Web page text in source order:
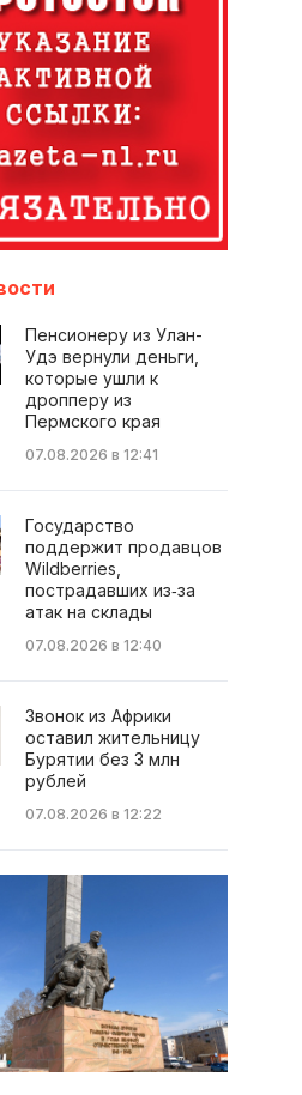
Пенсионеру из Улан-
Удэ вернули деньги,
которые ушли к
дропперу из
Пермского края
07.08.2026 в 12:41
Государство
поддержит продавцов
Wildberries,
пострадавших из‑за
атак на склады
07.08.2026 в 12:40
Звонок из Африки
оставил жительницу
Бурятии без 3 млн
рублей
07.08.2026 в 12:22